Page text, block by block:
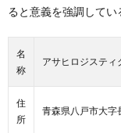
ると意義を強調してい
名
称
アサヒロジスティ
住
所
青森県八戸市大字